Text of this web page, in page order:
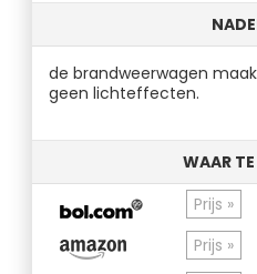
de brandweerwagen
geen lichteffecten.
WAAR
Prijs »
Prijs »